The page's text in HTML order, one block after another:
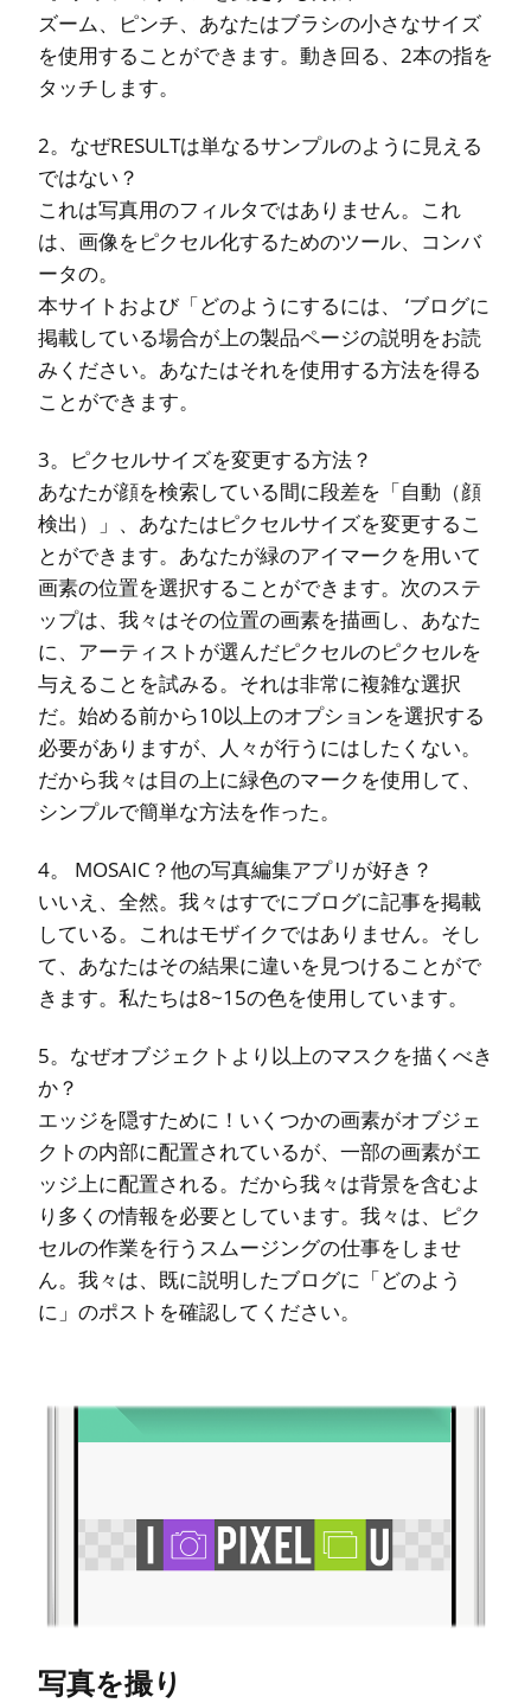
ズーム、ピンチ、あなたはブラシの小さなサイズ
を使用することができます。動き回る、2本の指を
タッチします。
2。なぜRESULTは単なるサンプルのように見える
ではない？
これは写真用のフィルタではありません。これ
は、画像をピクセル化するためのツール、コンバ
ータの。
本サイトおよび「どのようにするには、 ‘ブログに
掲載している場合が上の製品ページの説明をお読
みください。あなたはそれを使用する方法を得る
ことができます。
3。ピクセルサイズを変更する方法？
あなたが顔を検索している間に段差を「自動（顔
検出）」、あなたはピクセルサイズを変更するこ
とができます。あなたが緑のアイマークを用いて
画素の位置を選択することができます。次のステ
ップは、我々はその位置の画素を描画し、あなた
に、アーティストが選んだピクセルのピクセルを
与えることを試みる。それは非常に複雑な選択
だ。始める前から10以上のオプションを選択する
必要がありますが、人々が行うにはしたくない。
だから我々は目の上に緑色のマークを使用して、
シンプルで簡単な方法を作った。
4。 MOSAIC？他の写真編集アプリが好き？
いいえ、全然。我々はすでにブログに記事を掲載
している。これはモザイクではありません。そし
て、あなたはその結果に違いを見つけることがで
きます。私たちは8~15の色を使用しています。
5。なぜオブジェクトより以上のマスクを描くべき
か？
エッジを隠すために！いくつかの画素がオブジェ
クトの内部に配置されているが、一部の画素がエ
ッジ上に配置される。だから我々は背景を含むよ
り多くの情報を必要としています。我々は、ピク
セルの作業を行うスムージングの仕事をしませ
ん。我々は、既に説明したブログに「どのよう
に」のポストを確認してください。
写真を撮り